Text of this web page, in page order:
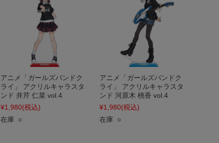
アニメ「ガールズバンドク
ライ」 アクリルキャラスタ
ンド 井芹 仁菜 vol.4
¥1,980(税込)
在庫 ○
アニメ「ガールズバンドク
ライ」 アクリルキャラスタ
ンド 河原木 桃香 vol.4
¥1,980(税込)
在庫 ○